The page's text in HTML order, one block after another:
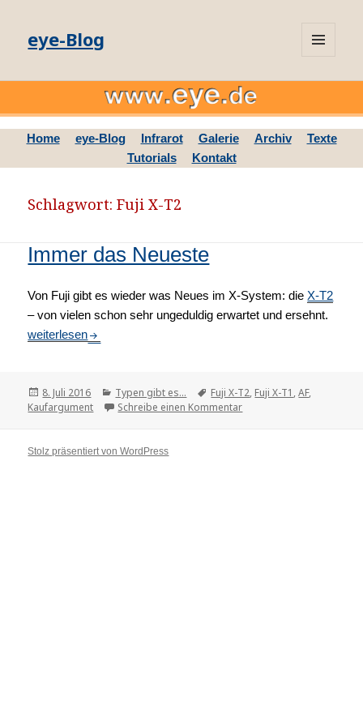
eye-Blog
UND
Home eye-Blog Infrarot Galerie Archiv
Texte
Tutorials
Kontakt
Schlagwort: Fuji X-T2
Immer das Neueste
Von Fuji gibt es wieder was Neues im X-System: dieX-T2
– von vielen schon sehr ungeduldig erwartet und ersehnt.
Immer das Neueste
weiterlesen
Veröffentlicht
am
8. Juli 2016 Kategorien
Typen gibt es... Tags
Fuji X-T2, Fuji X-T1 ,AF,
Kaufargument
Schreibe einen Kommentar
Stolz präsentiert von WordPress